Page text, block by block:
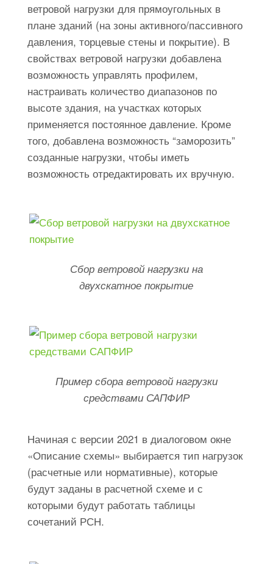
ветровой нагрузки для прямоугольных в
плане зданий (на зоны активного/пассивного
давления, торцевые стены и покрытие). В
свойствах ветровой нагрузки добавлена
возможность управлять профилем,
настраивать количество диапазонов по
высоте здания, на участках которых
применяется постоянное давление. Кроме
того, добавлена возможность “заморозить”
созданные нагрузки, чтобы иметь
возможность отредактировать их вручную.
Сбор ветровой нагрузки на
двухскатное покрытие
Пример сбора ветровой нагрузки
средствами САПФИР
Начиная с версии 2021 в диалоговом окне
«Описание схемы» выбирается тип нагрузок
(расчетные или нормативные), которые
будут заданы в расчетной схеме и с
которыми будут работать таблицы
сочетаний РСН.